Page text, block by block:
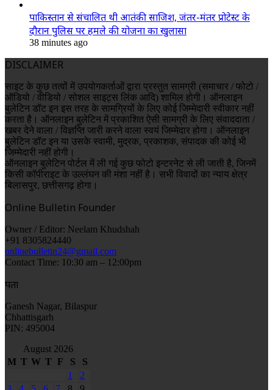
पाकिस्तान से संचालित थी आतंकी साजिश, जंतर-मंतर प्रोटेस्ट के
दौरान पुलिस पर हमले की योजना का खुलासा
38 minutes ago
DISCLAIMER
साइट के कुछ तत्वों में उपयोगकर्ताओं द्वारा प्रस्तुत सामग्री (समाचार / फोटो /
ऑडियो / वीडियो / सोशल साइट्स लिंक आदि) शामिल होगी। ऑनलाइन
बुलेटिन डॉट इन इस तरह के सामग्रियों के लिए कोई जिम्मेदारी स्वीकार नहीं
करता है। ऑनलाइन बुलेटिन में प्रकाशित ऐसी सामग्री के लिए संवाददाता /
खबर देने वाला / विज्ञप्ति जारी करने वाला स्वयं जिम्मेदार होगा। ऑनलाइन
बुलेटिन डॉट इन या उसके स्वामी, मुद्रक, प्रकाशक, संपादक की कोई भी
जिम्मेदारी नहीं होगी।
ऑनलाइन बुलेटिन पोर्टल में ली गई कुछ फोटो इन्टरनेट से ली जाती है, जिनमें
किसी कॉपीराइट के उल्लंघन की मंशा नहीं है। सभी विवादों का न्याय क्षेत्र
बिलासपुर, छत्तीसगढ़ होगा।
Online Bulletin Founder
Owner / Editor: Neelam Khudshah
+91 8305824440
onlinebulletin24@gmail.com
Contact Time: 10:30 am – 12:00pm
पता
Ganesh Nagar, Bilaspur
Chhattisgarh
PIN: 495004
August 2026
M T W T F S
S
1
2